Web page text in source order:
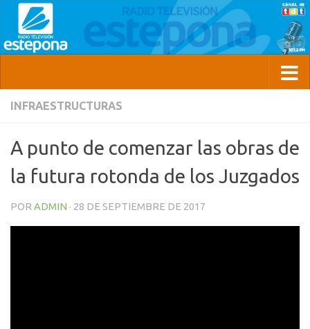
INFRAESTRUCTURAS
A punto de comenzar las obras de
la futura rotonda de los Juzgados
POR ADMIN · 28 DE SEPTIEMBRE DE 2017